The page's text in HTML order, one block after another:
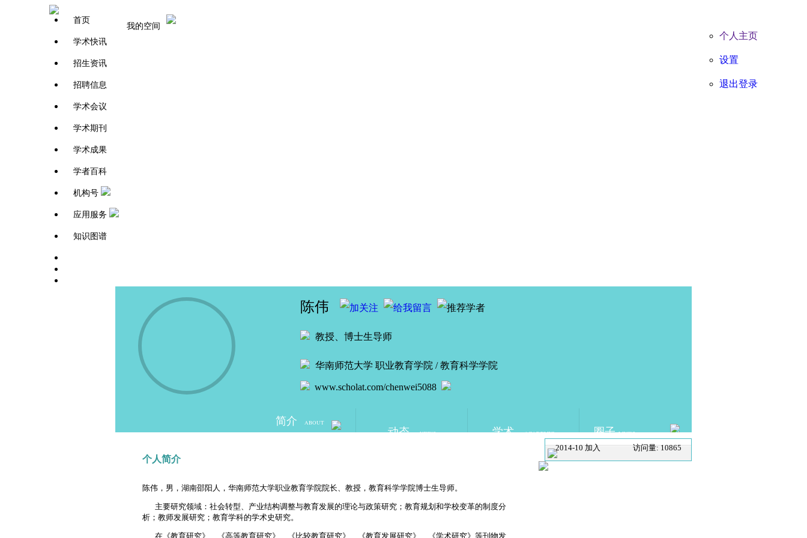
首页
学术快讯
招生资讯
招聘信息
学术会议
学术期刊
学术成果
学者百科
机构号
应用服务
知识图谱
我的空间
个人主页
设置
退出登录
陈伟
教授、博士生导师
华南师范大学 职业教育学院 / 教育科学学院
www.scholat.com/chenwei5088
简介 ABOUT
动态NEWS 学术ACADEMIC 圈子LINKS
个人简介
陈伟，男，湖南邵阳人，华南师范大学职业教育学院院长、教授，教育科学学院博士生导师。
主要研究领域：社会转型、产业结构调整与教育发展的理论与政策研究；教育规划和学校变革的制度分
析；教师发展研究；教育学科的学术史研究。
在《教育研究》、《高等教育研究》、《比较教育研究》、《教育发展研究》、《学术研究》等刊物发
2014-10 加入 访问量: 10865